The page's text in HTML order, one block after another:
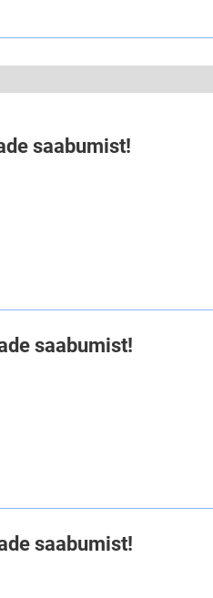
saabumist!
saabumist!
saabumist!